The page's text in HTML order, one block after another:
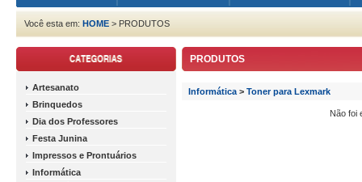
Você esta em: HOME > PRODUTOS
Artesanato
Brinquedos
Dia dos Professores
Festa Junina
Impressos e Prontuários
Informática
PRODUTOS
Informática > Toner para Lexmark
Não foi